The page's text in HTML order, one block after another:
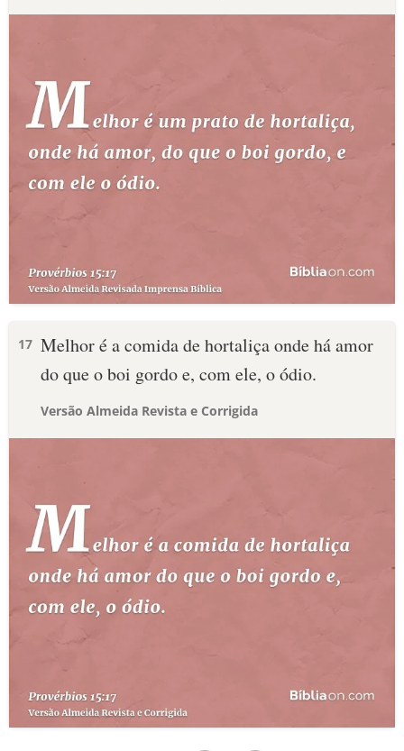
17 Melhor é a comida de hortaliça onde há amor
do que o boi gordo e, com ele, o ódio.
Versão Almeida Revista e Corrigida